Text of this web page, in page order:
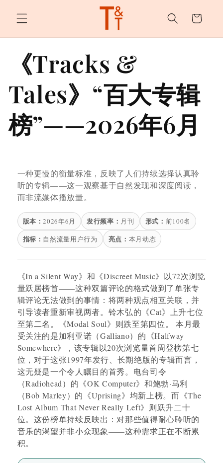
容
物
《Tracks &
Tales》“百大专辑
榜”——2026年6月
一种更慢的衡量标准，反映了人们持续选择认真聆
听的专辑——这一观察基于自然发现和深度阅读，
而非流媒体播放量。
版本：2026年6月 发行频率： 月刊 形式： 前100名
指标： 自然流量用户行为 亮点： 本月动态
《In a Silent Way》和《Discreet Music》以72次浏览
量跃居榜首——这种双篇评论的格式做到了单张专
辑评论无法做到的事情：将两种观点相互关联，并
引导读者重新审视两者。铃木弘的《Cat》上升七位
至第二名。《Modal Soul》则跌至第四位。 本月最
受关注的是加利亚诺（Galliano）的《Halfway
Somewhere》，该专辑以20次浏览量首周登榜第七
位，对于这张1997年发行、长期绝版的专辑而言，
这无疑是一个令人瞩目的首秀。电台司令
（Radiohead）的《OK Computer》和鲍勃·马利
（Bob Marley）的《Uprising》均新上榜。而《The
Lost Album That Never Really Left》则跃升二十
位。这份榜单持续反映出：对那些值得耐心聆听的
音乐的渴望并非小众现象——这种需求正在不断累
积。